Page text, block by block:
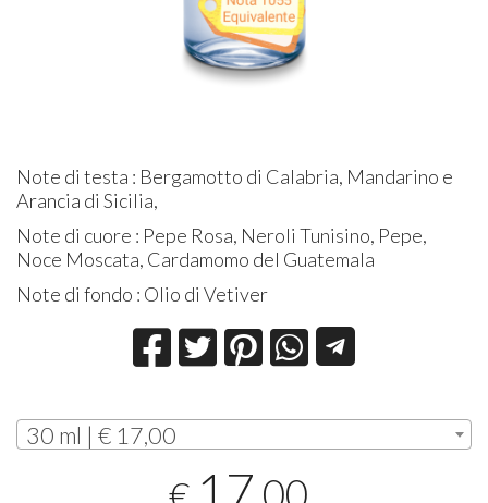
Note di testa : Bergamotto di Calabria, Mandarino e
Arancia di Sicilia,
Note di cuore : Pepe Rosa, Neroli Tunisino, Pepe,
Noce Moscata, Cardamomo del Guatemala
Note di fondo : Olio di Vetiver
30 ml | € 17,00
17